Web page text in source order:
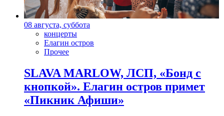
08 августа, суббота
концерты
Елагин остров
Прочее
SLAVA MARLOW, ЛСП, «Бонд с
кнопкой». Елагин остров примет
«Пикник Афиши»